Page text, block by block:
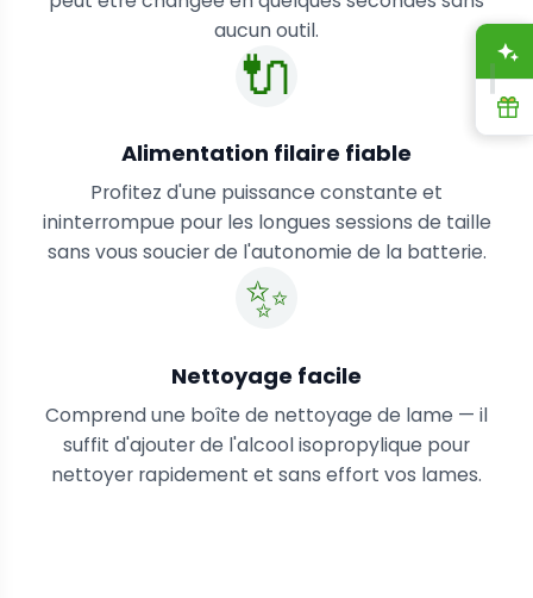
aucun outil.
🔌
Alimentation filaire fiable
Profitez d'une puissance constante et
ininterrompue pour les longues sessions de taille
sans vous soucier de l'autonomie de la batterie.
✨
Nettoyage facile
Comprend une boîte de nettoyage de lame — il
suffit d'ajouter de l'alcool isopropylique pour
nettoyer rapidement et sans effort vos lames.